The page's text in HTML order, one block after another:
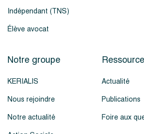
Indépendant (TNS)
Élève avocat
Notre groupe
KERIALIS
Nous rejoindre
Notre actualité
Actualité
Publications
Foire aux